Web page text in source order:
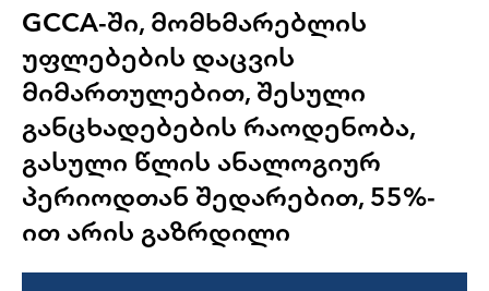
GCCA-ში, მომხმარებლის
უფლებების დაცვის
მიმართულებით, შესული
განცხადებების რაოდენობა,
გასული წლის ანალოგიურ
პერიოდთან შედარებით, 55%-
ით არის გაზრდილი